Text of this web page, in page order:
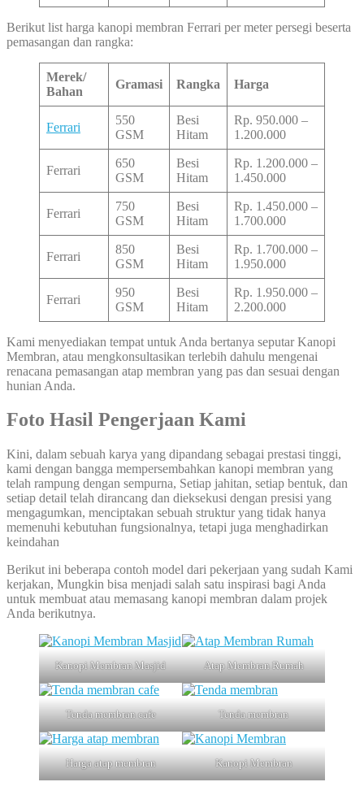
Berikut list harga kanopi membran Ferrari per meter persegi beserta
pemasangan dan rangka:
Merek/
Bahan
Gramasi Rangka Harga
Ferrari
550
GSM
Besi
Hitam
Rp. 950.000 –
1.200.000
Ferrari
650
GSM
Besi
Hitam
Rp. 1.200.000 –
1.450.000
Ferrari
750
GSM
Besi
Hitam
Rp. 1.450.000 –
1.700.000
Ferrari
850
GSM
Besi
Hitam
Rp. 1.700.000 –
1.950.000
Ferrari
950
GSM
Besi
Hitam
Rp. 1.950.000 –
2.200.000
Kami menyediakan tempat untuk Anda bertanya seputar Kanopi
Membran, atau mengkonsultasikan terlebih dahulu mengenai
renacana pemasangan atap membran yang pas dan sesuai dengan
hunian Anda.
Foto Hasil Pengerjaan Kami
Kini, dalam sebuah karya yang dipandang sebagai prestasi tinggi,
kami dengan bangga mempersembahkan kanopi membran yang
telah rampung dengan sempurna, Setiap jahitan, setiap bentuk, dan
setiap detail telah dirancang dan dieksekusi dengan presisi yang
mengagumkan, menciptakan sebuah struktur yang tidak hanya
memenuhi kebutuhan fungsionalnya, tetapi juga menghadirkan
keindahan
Berikut ini beberapa contoh model dari pekerjaan yang sudah Kami
kerjakan, Mungkin bisa menjadi salah satu inspirasi bagi Anda
untuk membuat atau memasang kanopi membran dalam projek
Anda berikutnya.
Kanopi Membran Masjid Atap Membran Rumah
Tenda membran cafe Tenda membran
Harga atap membran Kanopi Membran